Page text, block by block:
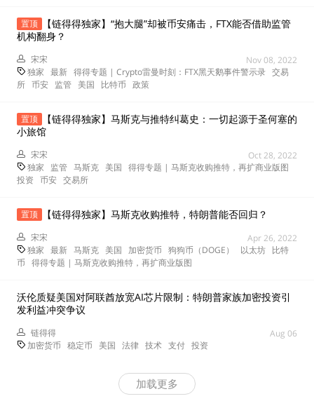
置顶
【链得得独家】“抱大腿”却被币安痛击，FTX能否借助监管
机构翻身？
宋宋
Nov 08, 2022
独家 最新 得得专题 | Crypto雷曼时刻：FTX黑天鹅事件警示录 交易
所 币安 监管 美国 比特币 政策
置顶
【链得得独家】马斯克与推特纠葛史：一切起源于圣何塞的
小旅馆
宋宋
Oct 28, 2022
独家
监管 马斯克 美国 得得专题 | 马斯克收购推特，再扩商业版图
投资 币安 交易所
置顶 【链得得独家】马斯克收购推特，特朗普能否回归？
宋宋
Apr 26, 2022
独家 最新 马斯克 美国 加密货币 狗狗币（DOGE） 以太坊 比特
币 得得专题 | 马斯克收购推特，再扩商业版图
沃伦质疑美国对阿联酋放宽AI芯片限制：特朗普家族加密投资引
发利益冲突争议
链得得
Aug 06
加密货币 稳定币 美国 法律 技术 支付 投资
加载更多